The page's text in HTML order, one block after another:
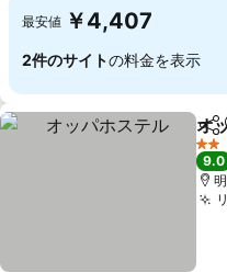
最安値 ￥4,407
2件のサイトの料金を表示
シ
オ
2 ホ
9.0